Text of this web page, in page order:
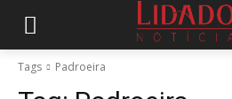
Tags Padroeira